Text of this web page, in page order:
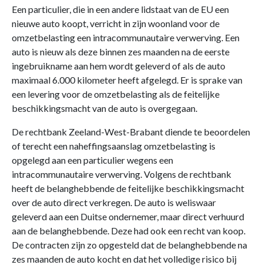
Een particulier, die in een andere lidstaat van de EU een
nieuwe auto koopt, verricht in zijn woonland voor de
omzetbelasting een intracommunautaire verwerving. Een
auto is nieuw als deze binnen zes maanden na de eerste
ingebruikname aan hem wordt geleverd of als de auto
maximaal 6.000 kilometer heeft afgelegd. Er is sprake van
een levering voor de omzetbelasting als de feitelijke
beschikkingsmacht van de auto is overgegaan.
De rechtbank Zeeland-West-Brabant diende te beoordelen
of terecht een naheffingsaanslag omzetbelasting is
opgelegd aan een particulier wegens een
intracommunautaire verwerving. Volgens de rechtbank
heeft de belanghebbende de feitelijke beschikkingsmacht
over de auto direct verkregen. De auto is weliswaar
geleverd aan een Duitse ondernemer, maar direct verhuurd
aan de belanghebbende. Deze had ook een recht van koop.
De contracten zijn zo opgesteld dat de belanghebbende na
zes maanden de auto kocht en dat het volledige risico bij